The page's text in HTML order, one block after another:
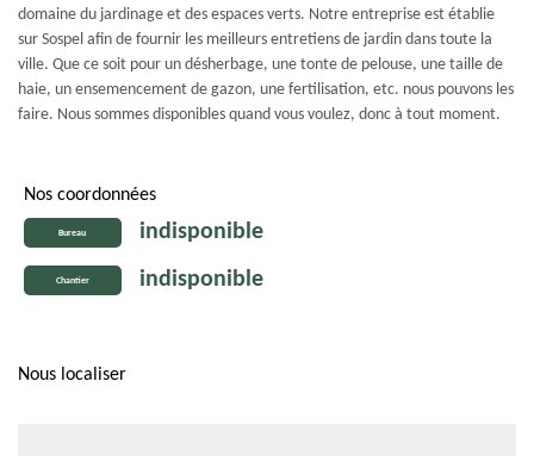
domaine du jardinage et des espaces verts. Notre entreprise est établie
sur Sospel afin de fournir les meilleurs entretiens de jardin dans toute la
ville. Que ce soit pour un désherbage, une tonte de pelouse, une taille de
haie, un ensemencement de gazon, une fertilisation, etc. nous pouvons les
faire. Nous sommes disponibles quand vous voulez, donc à tout moment.
Nos coordonnées
Bureau indisponible
Chantier indisponible
Nous localiser